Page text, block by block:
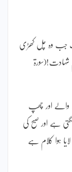
جب وہ چل کھڑی
شہادت!(سورۃ
والے اور چھپ
ہے اور صبح کی
ہوا کلام ہے